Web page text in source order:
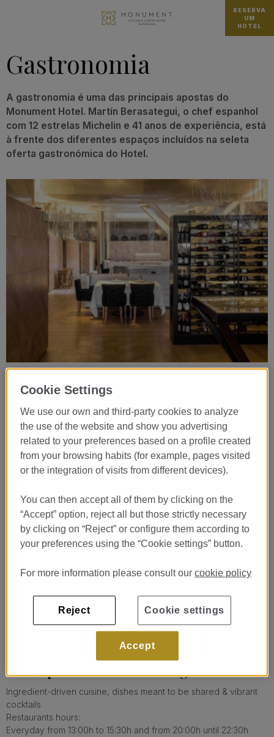
RESERVA
UM
HOTEL
Gastronomia
A gastronomia é uma das principais apostas do
Monument Hotel. Martín Berasategui, o chef espanhol
com 12 estrelas Michelin e 41 anos de experiência, está
à frente dos diferentes espaços incluídos na seleta
oferta gastronómica do Hotel.
Restaurante Lasarte ***
De quarta-feira a sábado das 13:00 às 14:30 e das 20:00 às 21:30
+34 934 453 242
VER DETALHES
BERA por Martín Berasategui
Ingredient-driven cuisine, dishes meant to be shared & vibrant
cocktails
Restaurants hours:
Everyday from 13:00h to 15:30h and from 20:00h until 22:30h
Cookie Settings
We use our own and third-party cookies to analyze
the use of the website and show you advertising
related to your preferences based on a profile created
from your browsing habits (for example, pages visited
or the integration of visits from different devices).
You can then accept all of them by clicking on the
“Accept” option, reject all but those strictly necessary
by clicking on “Reject” or configure them according to
your preferences using the “Cookie settings” button.
For more information please consult ourcookie policy
Reject
Accept
Cookie settings